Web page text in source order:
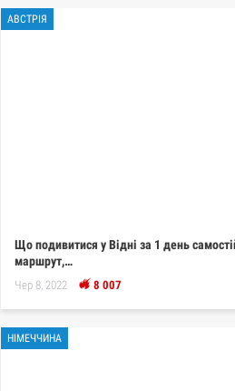
АВСТРІЯ
Що подивитися у Відні за 1 день
маршрут,…
Чер 8, 2022 8 007
НІМЕЧЧИНА